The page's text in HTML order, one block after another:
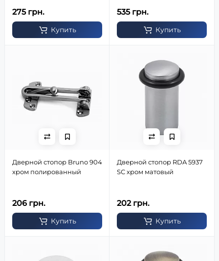
275 грн.
Купить
535 грн.
Купить
Дверной стопор Bruno 904
хром полированный
206 грн.
Купить
Дверной стопор RDA 5937
SС хром матовый
202 грн.
Купить